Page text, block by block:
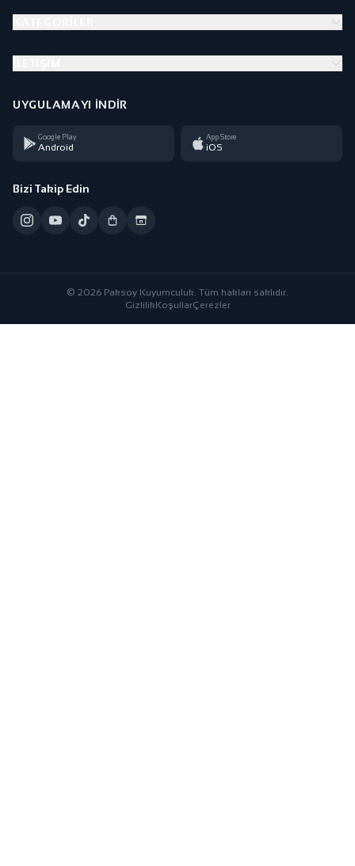
UYGULAMAYI İNDIR
Google Play
Android
App Store
iOS
Bizi Takip Edin
© 2026 Paksoy Kuyumculuk. Tüm hakları saklıdır.
GizlilikKoşullarÇerezler